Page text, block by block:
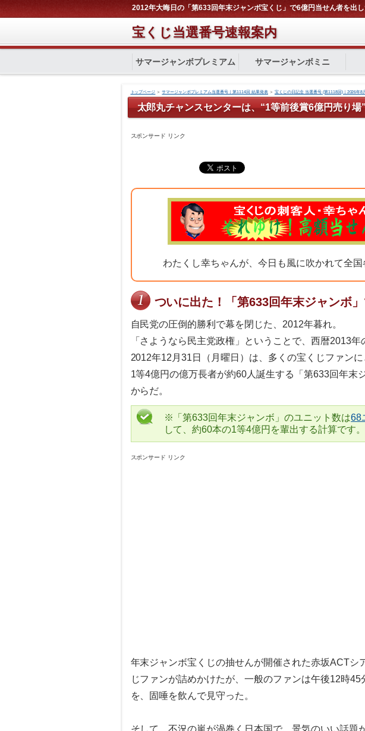
2012年大晦日の「第633回年末ジャンボ宝くじ」で6億円当せん者を出
宝くじ当選番号速報案内
サマージャンボプレミアム サマージャンボミニ
トップページ ＞サマージャンボプレミアム当選番号｜第1114回 結果発表＞ 宝くじの日記念 当選番号 (第1118回)｜2026年8
太郎丸チャンスセンターは、“1等前後賞6億円売り場
スポンサード リンク
わたくし幸ちゃんが、今日も風に吹かれて全国
ついに出た！「第633回年末ジャンボ」
自民党の圧倒的勝利で幕を閉じた、2012年暮れ。
「さようなら民主党政権」ということで、西暦2013年
2012年12月31日（月曜日）は、多くの宝くじファンに
1等4億円の億万長者が約60人誕生する「第633回年末
からだ。
※「第633回年末ジャンボ」のユニット数は68
して、約60本の1等4億円を輩出する計算です。
スポンサード リンク
年末ジャンボ宝くじの抽せんが開催された赤坂ACTシ
じファンが詰めかけたが、一般のファンは午後12時
を、固唾を飲んで見守った。
そして、不況の嵐が渦巻く日本国で、景気のいい話題